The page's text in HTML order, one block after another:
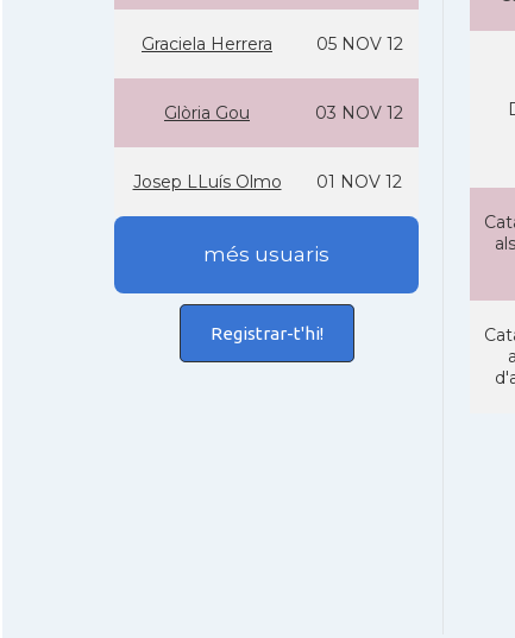
Graciela Herrera 05 NOV 12
Glòria Gou 03 NOV 12
Josep LLuí­s Olmo 01 NOV 12
més usuaris
Registrar-t'hi!